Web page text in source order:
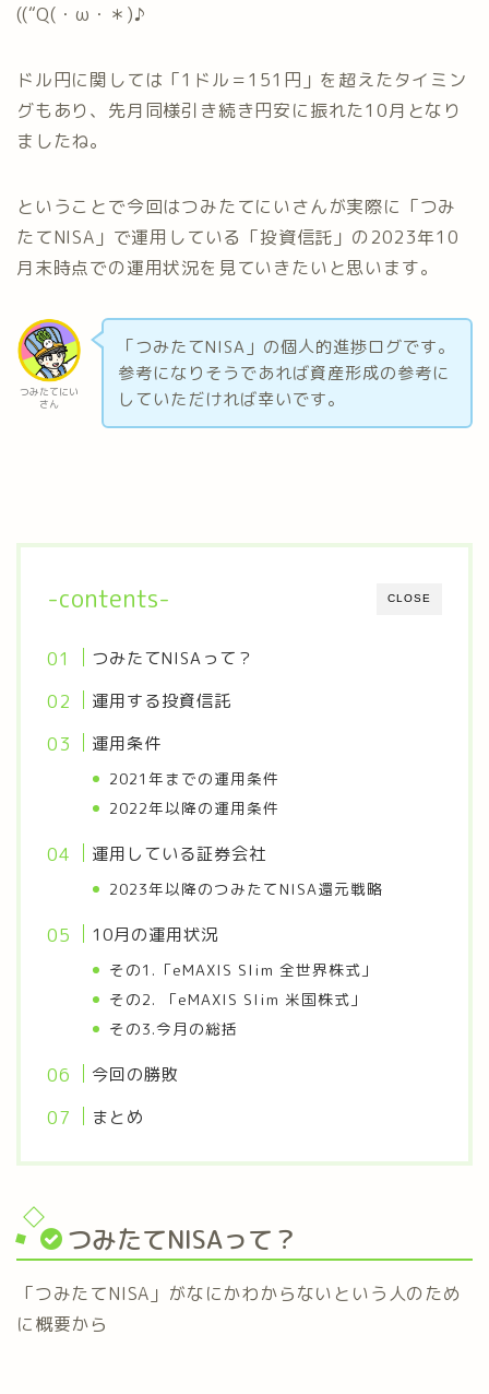
((“Q(・ω・＊)♪
ドル円に関しては「1ドル＝151円」を超えたタイミン
グもあり、先月同様引き続き円安に振れた10月となり
ましたね。
ということで今回はつみたてにいさんが実際に「つみ
たてNISA」で運用している「投資信託」の2023年10
月末時点での運用状況を見ていきたいと思います。
つみたてにい
さん
「つみたてNISA」の個人的進捗ログです。
参考になりそうであれば資産形成の参考に
していただければ幸いです。
CLOSE
-contents-
つみたてNISAって？
運用する投資信託
運用条件
2021年までの運用条件
2022年以降の運用条件
運用している証券会社
2023年以降のつみたてNISA還元戦略
10月の運用状況
その1.「eMAXIS Slim 全世界株式」
その2. 「eMAXIS Slim 米国株式」
その3.今月の総括
今回の勝敗
まとめ
つみたてNISAって？
「つみたてNISA」がなにかわからないという人のため
に概要から